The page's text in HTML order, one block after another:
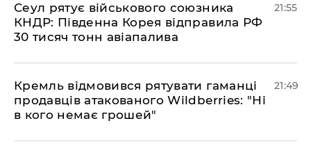
​Сеул рятує військового союзника
КНДР: Південна Корея відправила РФ
30 тисяч тонн авіапалива
21:55
​Кремль відмовився рятувати гаманці
продавців атакованого Wildberries: "Ні
в кого немає грошей"
21:49